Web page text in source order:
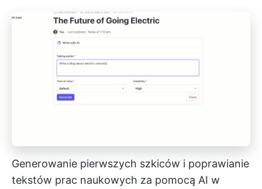
Generowanie pierwszych szkiców i poprawianie
tekstów prac naukowych za pomocą AI w